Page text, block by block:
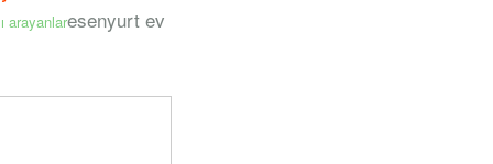
arayanlaresenyurt ev